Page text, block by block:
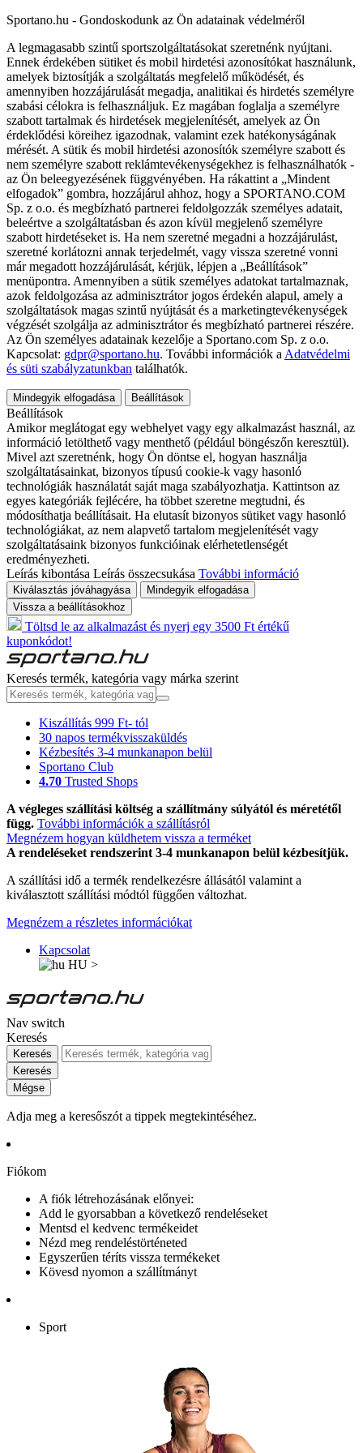
Sportano.hu - Gondoskodunk az Ön adatainak védelméről
A legmagasabb szintű sportszolgáltatásokat szeretnénk nyújtani.
Ennek érdekében sütiket és mobil hirdetési azonosítókat használunk,
amelyek biztosítják a szolgáltatás megfelelő működését, és
amennyiben hozzájárulását megadja, analitikai és hirdetés személyre
szabási célokra is felhasználjuk. Ez magában foglalja a személyre
szabott tartalmak és hirdetések megjelenítését, amelyek az Ön
érdeklődési köreihez igazodnak, valamint ezek hatékonyságának
mérését. A sütik és mobil hirdetési azonosítók személyre szabott és
nem személyre szabott reklámtevékenységekhez is felhasználhatók -
az Ön beleegyezésének függvényében. Ha rákattint a „Mindent
elfogadok” gombra, hozzájárul ahhoz, hogy a SPORTANO.COM
Sp. z o.o. és megbízható partnerei feldolgozzák személyes adatait,
beleértve a szolgáltatásban és azon kívül megjelenő személyre
szabott hirdetéseket is. Ha nem szeretné megadni a hozzájárulást,
szeretné korlátozni annak terjedelmét, vagy vissza szeretné vonni
már megadott hozzájárulását, kérjük, lépjen a „Beállítások”
menüpontra. Amennyiben a sütik személyes adatokat tartalmaznak,
azok feldolgozása az adminisztrátor jogos érdekén alapul, amely a
szolgáltatások magas szintű nyújtását és a marketingtevékenységek
végzését szolgálja az adminisztrátor és megbízható partnerei részére.
Az Ön személyes adatainak kezelője a Sportano.com Sp. z o.o.
Kapcsolat: gdpr@sportano.hu. További információk a Adatvédelmi
és süti szabályzatunkban találhatók.
Mindegyik elfogadása Beállítások
Beállítások
Amikor meglátogat egy webhelyet vagy egy alkalmazást használ, az
információ letölthető vagy menthető (például böngészőn keresztül).
Mivel azt szeretnénk, hogy Ön döntse el, hogyan használja
szolgáltatásainkat, bizonyos típusú cookie-k vagy hasonló
technológiák használatát saját maga szabályozhatja. Kattintson az
egyes kategóriák fejlécére, ha többet szeretne megtudni, és
módosíthatja beállításait. Ha elutasít bizonyos sütiket vagy hasonló
technológiákat, az nem alapvető tartalom megjelenítését vagy
szolgáltatásaink bizonyos funkcióinak elérhetetlenségét
eredményezheti.
Leírás kibontása Leírás összecsukása További információ
Kiválasztás jóváhagyása
Mindegyik elfogadása
Vissza a beállításokhoz
Töltsd le az alkalmazást és nyerj egy 3500 Ft értékű
kuponkódot!
Keresés termék, kategória vagy márka szerint
Kiszállítás 999 Ft- tól
30 napos termékvisszaküldés
Kézbesítés 3-4 munkanapon belül
Sportano Club
4.70 Trusted Shops
A végleges szállítási költség a szállítmány súlyától és méretétől
függ. További információk a szállításról
Megnézem hogyan küldhetem vissza a terméket
A rendeléseket rendszerint 3-4 munkanapon belül kézbesítjük.
A szállítási idő a termék rendelkezésre állásától valamint a
kiválasztott szállítási módtól függően változhat.
Megnézem a részletes információkat
Kapcsolat
HU >
Nav switch
Keresés
Keresés
Keresés
Mégse
Adja meg a keresőszót a tippek megtekintéséhez.
Fiókom
A fiók létrehozásának előnyei:
Add le gyorsabban a következő rendeléseket
Mentsd el kedvenc termékeidet
Nézd meg rendeléstörténeted
Egyszerűen téríts vissza termékeket
Kövesd nyomon a szállítmányt
Sport